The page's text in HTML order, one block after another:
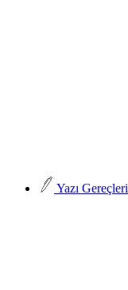
Yazı Gereçleri